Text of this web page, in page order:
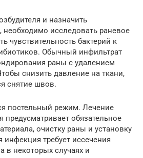
и назначить
необходимо исследовать раневое
чувствительность бактерий к
Обычный инфильтрат
раны с удалением
снизить давление на ткани,
снятие швов.
постельный режим. Лечение
предусматривает обязательное
очистку раны и установку
требует иссечения
в некоторых случаях и